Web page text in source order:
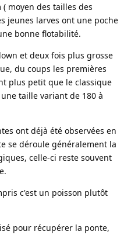
moyen des tailles des
jeunes larves ont une poche
bonne flotabilité.
et deux fois plus grosse
du coups les premières
plus petit que le classique
taille variant de 180 à
ont déjà été observées en
se déroule généralement la
celle-ci reste souvent
c'est un poisson plutôt
pour récupérer la ponte,